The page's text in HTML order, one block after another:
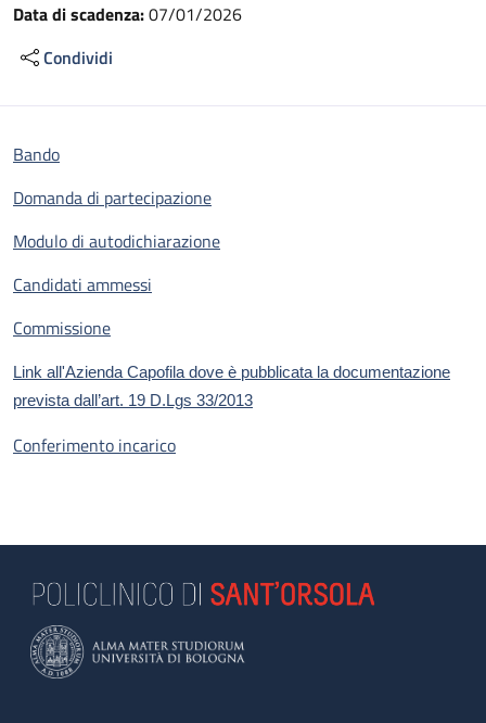
Data di scadenza:07/01/2026
Condividi
Bando
Domanda di partecipazione
Modulo di autodichiarazione
Candidati ammessi
Commissione
Link all'Azienda Capofila dove è pubblicata la documentazione
prevista dall’art. 19 D.Lgs 33/2013
Conferimento incarico